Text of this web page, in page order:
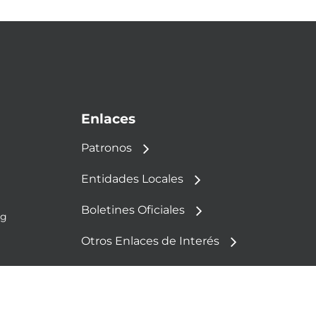
Enlaces
Patronos
Entidades Locales
Boletines Oficiales
Otros Enlaces de Interés